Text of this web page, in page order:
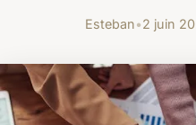
Esteban•2 juin